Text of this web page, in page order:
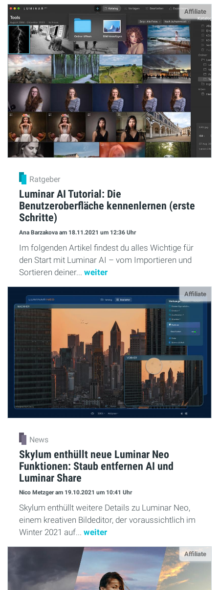
Affiliate
Ratgeber
Luminar AI Tutorial: Die
Benutzeroberfläche kennenlernen (erste
Schritte)
Ana Barzakova am 18.11.2021 um 12:36 Uhr
Im folgenden Artikel findest du alles Wichtige für
den Start mit Luminar AI – vom Importieren und
Sortieren deiner... weiter
Affiliate
News
Skylum enthüllt neue Luminar Neo
Funktionen: Staub entfernen AI und
Luminar Share
Nico Metzgeram 19.10.2021 um 10:41 Uhr
Skylum enthüllt weitere Details zu Luminar Neo,
einem kreativen Bildeditor, der voraussichtlich im
Winter 2021 auf... weiter
Affiliate